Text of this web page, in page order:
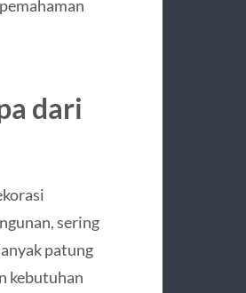
dari
sering
patung
kebutuhan